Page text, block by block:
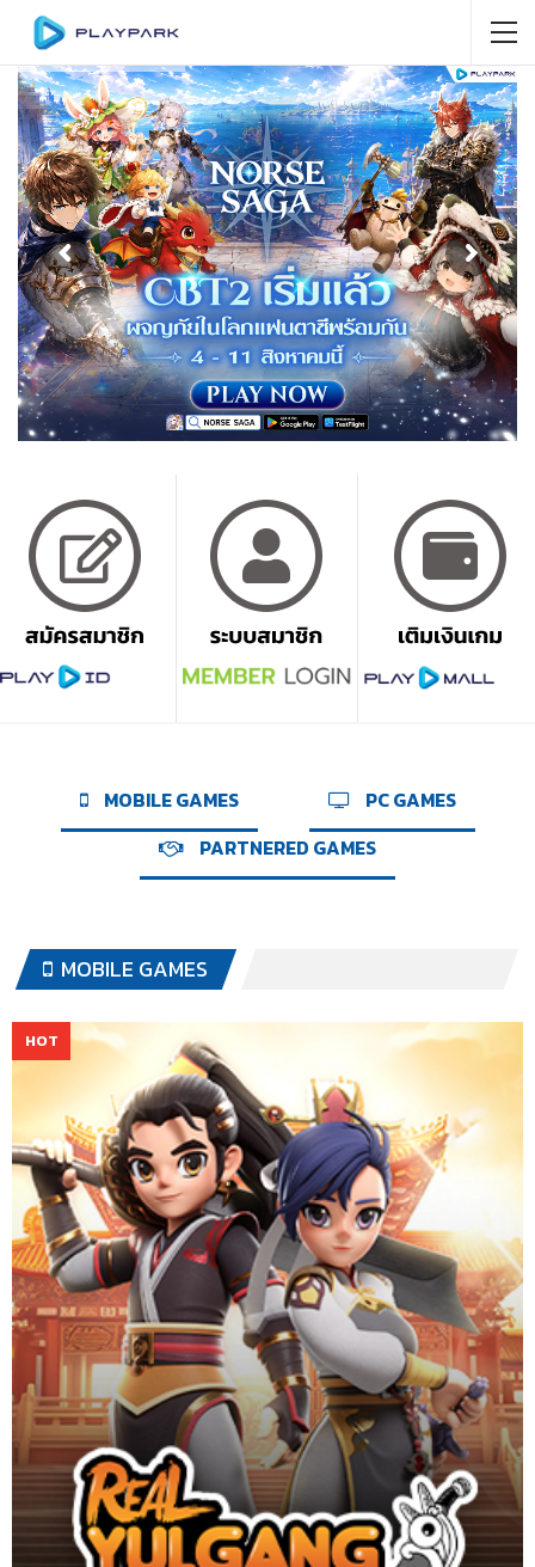
MOBILE GAMES
PC GAMES
PARTNERED GAMES
MOBILE GAMES
ปฐมบทจ้าวยุทธภพ เกมมือถือสุดคลาสสิก ลิขสิทธิ์แท้
Website
Download